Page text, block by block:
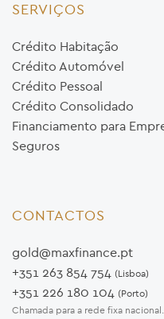
SERVIÇOS
Crédito Habitação
Crédito Automóvel
Crédito Pessoal
Crédito Consolidado
Financiamento para
Seguros
CONTACTOS
gold@maxfinance.pt
+351 263 854 754 (Lisboa)
+351 226 180 104 (Porto)
Chamada para a rede fixa nacional.